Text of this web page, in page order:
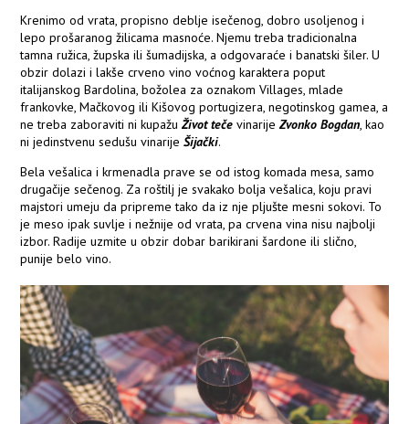
Krenimo od vrata, propisno deblje isečenog, dobro usoljenog i
lepo prošaranog žilicama masnoće. Njemu treba tradicionalna
tamna ružica, župska ili šumadijska, a odgovaraće i banatski šiler. U
obzir dolazi i lakše crveno vino voćnog karaktera poput
italijanskog Bardolina, božolea za oznakom Villages, mlade
frankovke, Mačkovog ili Kišovog portugizera, negotinskog gamea, a
ne treba zaboraviti ni kupažuŽivot teče vinarijeZvonko Bogdan, kao
ni jedinstvenu sedušu vinarijeŠijački.
Bela vešalica i krmenadla prave se od istog komada mesa, samo
drugačije sečenog. Za roštilj je svakako bolja vešalica, koju pravi
majstori umeju da pripreme tako da iz nje pljušte mesni sokovi. To
je meso ipak suvlje i nežnije od vrata, pa crvena vina nisu najbolji
izbor. Radije uzmite u obzir dobar barikirani šardone ili slično,
punije belo vino.